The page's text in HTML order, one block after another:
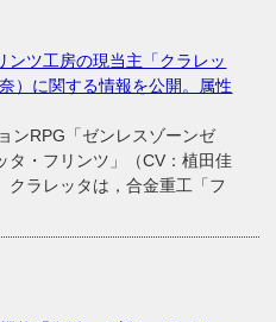
ンツ工房の現当主「クラレッ
）に関する情報を公開。属性
RPG「ゼンレスゾーンゼ
タ・フリンツ」（CV：植田佳
クラレッタは，合金重工「フ